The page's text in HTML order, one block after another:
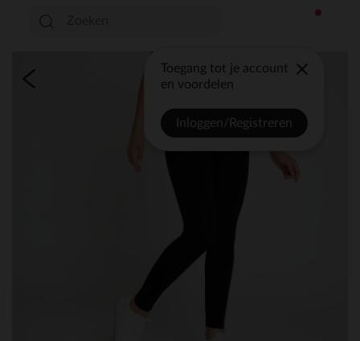
Toegang tot je account
en voordelen
Inloggen/Registreren